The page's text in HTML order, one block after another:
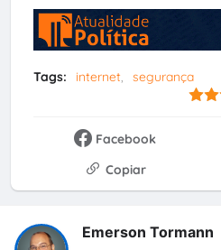
Tags: internet
segurança
Facebook
Copiar
Emerson Tormann